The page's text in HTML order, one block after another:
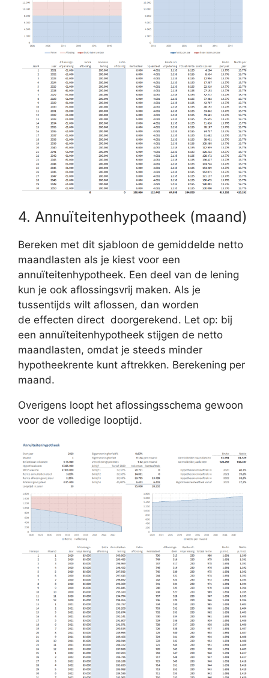
4. Annuïteitenhypotheek (maand)
Bereken met dit sjabloon de gemiddelde netto
maandlasten als je kiest voor een
annuïteitenhypotheek. Een deel van de lening
kun je ook aflossingsvrij maken. Als je
tussentijds wilt aflossen, dan worden
de effecten direct doorgerekend. Let op: bij
een annuïteitenhypotheek stijgen de netto
maandlasten, omdat je steeds minder
hypotheekrente kunt aftrekken. Berekening per
maand.
Overigens loopt het aflossingsschema gewoon
voor de volledige looptijd.